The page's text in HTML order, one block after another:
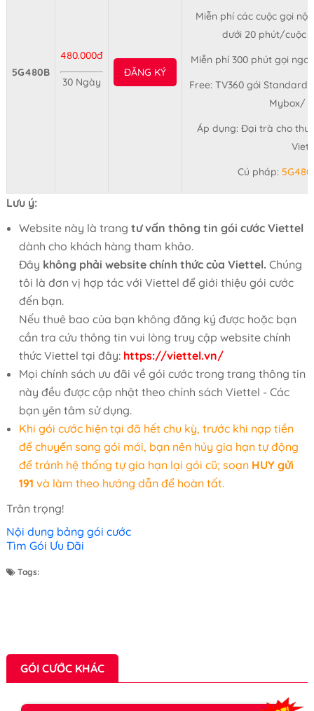
5G480B
480.000đ
30 Ngày
ĐĂNG KÝ
Miễn phí các cuộc gọi
dưới 20 phút/cuộc
Miễn phí 300 phút gọi
Free: TV360 gói Standard
Mybox/
Áp dụng: Đại trà cho
Cú pháp:
Lưu ý:
Website này là trang tư vấn thông tin gói cước Viettel
dành cho khách hàng tham khảo.
Đây không phải website chính thức của Viettel. Chúng
tôi là đơn vị hợp tác với Viettel để giới thiệu gói cước
đến bạn.
Nếu thuê bao của bạn không đăng ký được hoặc bạn
cần tra cứu thông tin vui lòng truy cập website chính
thức Viettel tại đây: https://viettel.vn/
Mọi chính sách ưu đãi về gói cước trong trang thông tin
này đều được cập nhật theo chính sách Viettel - Các
bạn yên tâm sử dụng.
Khi gói cước hiện tại đã hết chu kỳ, trước khi nạp tiền
để chuyển sang gói mới, bạn nên hủy gia hạn tự động
để tránh hệ thống tự gia hạn lại gói cũ; soạn HUY gửi
191 và làm theo hướng dẫn để hoàn tất.
Trân trọng!
Nội dung bảng gói cước
Tìm Gói Ưu Đãi
Tags:
GÓI CƯỚC KHÁC